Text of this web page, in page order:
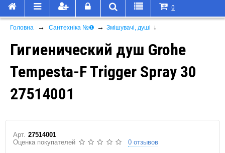
0
Головна → Сантехніка №❶ → Змішувачі, душі ↓
Гигиенический душ Grohe
Tempesta-F Trigger Spray 30
27514001
Арт. 27514001
Оценка покупателей
0 отзывов